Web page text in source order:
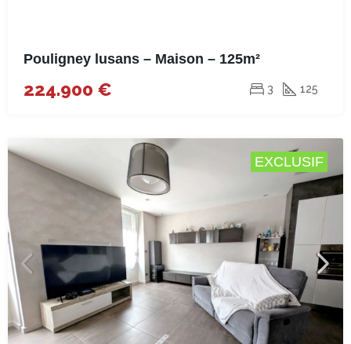
Pouligney lusans – Maison – 125m²
224.900 € 3 125
EXCLUSIF